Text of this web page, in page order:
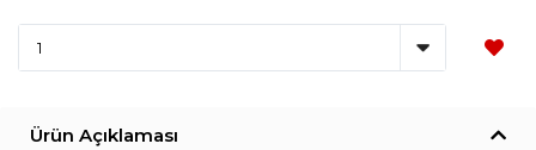
Ürün Açıklaması